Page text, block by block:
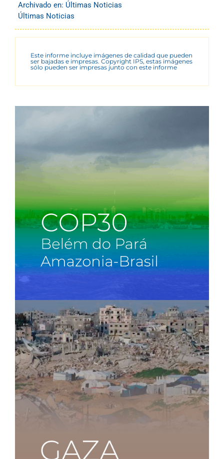
Archivado en: Últimas Noticias
Últimas Noticias
Este informe incluye imágenes de calidad que pueden
ser bajadas e impresas. Copyright IPS, estas imágenes
sólo pueden ser impresas junto con este informe